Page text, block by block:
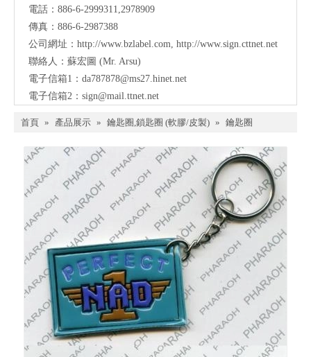
電話：886-6-2999311,2978909
傳真：886-6-2987388
公司網址： http://www.bzlabel.com http://www.sign.cttnet.net
聯絡人：蘇宏圖 (Mr. Arsu)
電子信箱1： da787878@ms27.hinet.net
電子信箱2： sign@mail.ttnet.net
首頁 » 產品展示 » 鑰匙圈,鎖匙圈 (軟膠/皮製) » 鑰匙圈